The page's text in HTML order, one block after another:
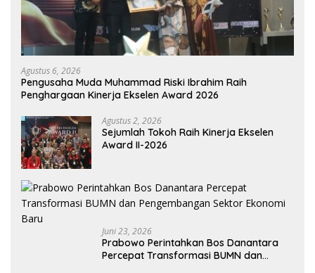
Agustus 6, 2026
Pengusaha Muda Muhammad Riski Ibrahim Raih
Penghargaan Kinerja Ekselen Award 2026
Agustus 2, 2026
Sejumlah Tokoh Raih Kinerja Ekselen
Award II-2026
Juni 23, 2026
Prabowo Perintahkan Bos Danantara
Percepat Transformasi BUMN dan